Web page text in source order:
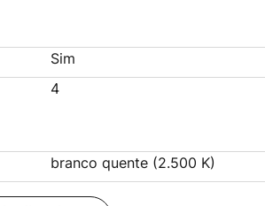
Sim
4
branco quente (2.500 K)